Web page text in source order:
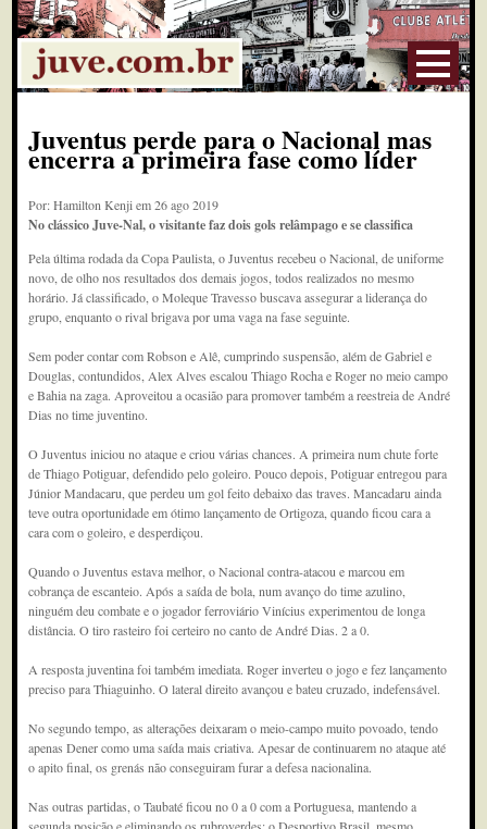
Juventus perde para o Nacional mas
encerra a primeira fase como líder
Por: Hamilton Kenji em 26 ago 2019
No clássico Juve-Nal, o visitante faz dois gols relâmpago e se classifica
Pela última rodada da Copa Paulista, o Juventus recebeu o Nacional, de uniforme
novo, de olho nos resultados dos demais jogos, todos realizados no mesmo
horário. Já classificado, o Moleque Travesso buscava assegurar a liderança do
grupo, enquanto o rival brigava por uma vaga na fase seguinte.
Sem poder contar com Robson e Alê, cumprindo suspensão, além de Gabriel e
Douglas, contundidos, Alex Alves escalou Thiago Rocha e Roger no meio campo
e Bahia na zaga. Aproveitou a ocasião para promover também a reestreia de André
Dias no time juventino.
O Juventus iniciou no ataque e criou várias chances. A primeira num chute forte
de Thiago Potiguar, defendido pelo goleiro. Pouco depois, Potiguar entregou para
Júnior Mandacaru, que perdeu um gol feito debaixo das traves. Mancadaru ainda
teve outra oportunidade em ótimo lançamento de Ortigoza, quando ficou cara a
cara com o goleiro, e desperdiçou.
Quando o Juventus estava melhor, o Nacional contra-atacou e marcou em
cobrança de escanteio. Após a saída de bola, num avanço do time azulino,
ninguém deu combate e o jogador ferroviário Vinícius experimentou de longa
distância. O tiro rasteiro foi certeiro no canto de André Dias. 2 a 0.
A resposta juventina foi também imediata. Roger inverteu o jogo e fez lançamento
preciso para Thiaguinho. O lateral direito avançou e bateu cruzado, indefensável.
No segundo tempo, as alterações deixaram o meio-campo muito povoado, tendo
apenas Dener como uma saída mais criativa. Apesar de continuarem no ataque até
o apito final, os grenás não conseguiram furar a defesa nacionalina.
Nas outras partidas, o Taubaté ficou no 0 a 0 com a Portuguesa, mantendo a